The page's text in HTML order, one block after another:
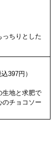
っちりとした
込397円）
生地と求肥で
のチョコソー